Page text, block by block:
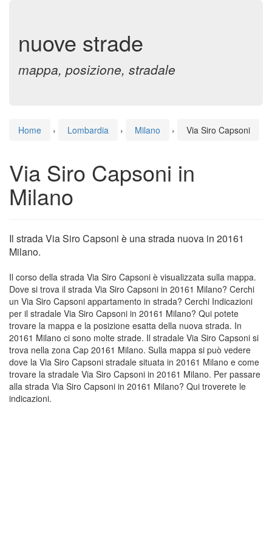
nuove strade
mappa, posizione, stradale
Home › Lombardia › Milano › Via Siro Capsoni
Via Siro Capsoni in
Milano
Il strada Via Siro Capsoni è una strada nuova in 20161
Milano.
Il corso della strada Via Siro Capsoni è visualizzata sulla mappa.
Dove si trova il strada Via Siro Capsoni in 20161 Milano? Cerchi
un Via Siro Capsoni appartamento in strada? Cerchi Indicazioni
per il stradale Via Siro Capsoni in 20161 Milano? Qui potete
trovare la mappa e la posizione esatta della nuova strada. In
20161 Milano ci sono molte strade. Il stradale Via Siro Capsoni si
trova nella zona Cap 20161 Milano. Sulla mappa si può vedere
dove la Via Siro Capsoni stradale situata in 20161 Milano e come
trovare la stradale Via Siro Capsoni in 20161 Milano. Per passare
alla strada Via Siro Capsoni in 20161 Milano? Qui troverete le
indicazioni.